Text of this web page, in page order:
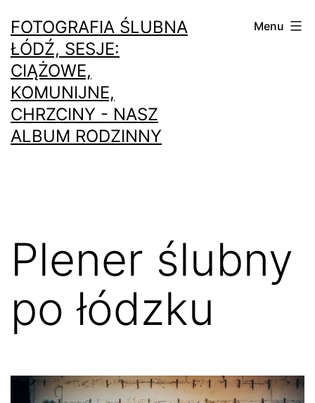
do
treści
FOTOGRAFIA ŚLUBNA
ŁÓDŹ, SESJE:
CIĄŻOWE,
KOMUNIJNE,
CHRZCINY - NASZ
ALBUM RODZINNY
Menu
Plener ślubny
po łódzku